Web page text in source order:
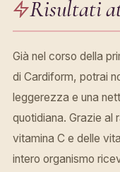
Risultati
Già nel corso della
di Cardiform, potrai
leggerezza e una
quotidiana. Grazie al
vitamina C e delle
intero organismo